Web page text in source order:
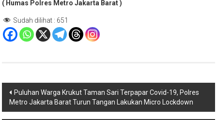
( Humas Polres Metro Jakarta Barat )
Sudah dilihat : 651
Navigasi
pos
Puluhan Warga Krukut Taman Sari Terpapar Covid-19, Polres
Metro Jakarta Barat Turun Tangan Lakukan Micro Lockdown